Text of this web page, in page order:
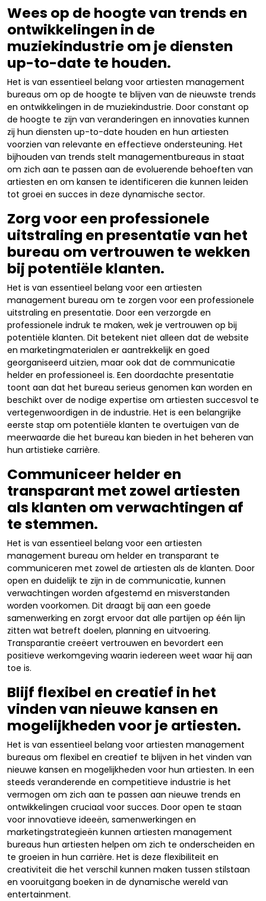
Wees op de hoogte van trends en
ontwikkelingen in de
muziekindustrie om je diensten
up-to-date te houden.
Het is van essentieel belang voor artiesten management
bureaus om op de hoogte te blijven van de nieuwste trends
en ontwikkelingen in de muziekindustrie. Door constant op
de hoogte te zijn van veranderingen en innovaties kunnen
zij hun diensten up-to-date houden en hun artiesten
voorzien van relevante en effectieve ondersteuning. Het
bijhouden van trends stelt managementbureaus in staat
om zich aan te passen aan de evoluerende behoeften van
artiesten en om kansen te identificeren die kunnen leiden
tot groei en succes in deze dynamische sector.
Zorg voor een professionele
uitstraling en presentatie van het
bureau om vertrouwen te wekken
bij potentiële klanten.
Het is van essentieel belang voor een artiesten
management bureau om te zorgen voor een professionele
uitstraling en presentatie. Door een verzorgde en
professionele indruk te maken, wek je vertrouwen op bij
potentiële klanten. Dit betekent niet alleen dat de website
en marketingmaterialen er aantrekkelijk en goed
georganiseerd uitzien, maar ook dat de communicatie
helder en professioneel is. Een doordachte presentatie
toont aan dat het bureau serieus genomen kan worden en
beschikt over de nodige expertise om artiesten succesvol te
vertegenwoordigen in de industrie. Het is een belangrijke
eerste stap om potentiële klanten te overtuigen van de
meerwaarde die het bureau kan bieden in het beheren van
hun artistieke carrière.
Communiceer helder en
transparant met zowel artiesten
als klanten om verwachtingen af
te stemmen.
Het is van essentieel belang voor een artiesten
management bureau om helder en transparant te
communiceren met zowel de artiesten als de klanten. Door
open en duidelijk te zijn in de communicatie, kunnen
verwachtingen worden afgestemd en misverstanden
worden voorkomen. Dit draagt bij aan een goede
samenwerking en zorgt ervoor dat alle partijen op één lijn
zitten wat betreft doelen, planning en uitvoering.
Transparantie creëert vertrouwen en bevordert een
positieve werkomgeving waarin iedereen weet waar hij aan
toe is.
Blijf flexibel en creatief in het
vinden van nieuwe kansen en
mogelijkheden voor je artiesten.
Het is van essentieel belang voor artiesten management
bureaus om flexibel en creatief te blijven in het vinden van
nieuwe kansen en mogelijkheden voor hun artiesten. In een
steeds veranderende en competitieve industrie is het
vermogen om zich aan te passen aan nieuwe trends en
ontwikkelingen cruciaal voor succes. Door open te staan
voor innovatieve ideeën, samenwerkingen en
marketingstrategieën kunnen artiesten management
bureaus hun artiesten helpen om zich te onderscheiden en
te groeien in hun carrière. Het is deze flexibiliteit en
creativiteit die het verschil kunnen maken tussen stilstaan
en vooruitgang boeken in de dynamische wereld van
entertainment.